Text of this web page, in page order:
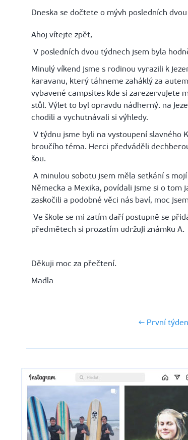
Dneska se dočtete o mývh posledních
Ahoj vítejte zpět,
V posledních dvou týdnech jsem byla
Minulý víkend jsme s rodinou vyrazili k
karavanu, který táhneme zaháklý za
vybavené campsites kde si zarezervujete
stůl. Výlet to byl opravdu nádherný. na
chodili a vychutnávali si výhledy.
V týdnu jsme byli na vystoupení slavného
broučího téma. Herci předváděli
šou.
A minulou sobotu jsem měla setkání s
Německa a Mexika, povídali jsme si o tom
zaskočili a podobné věci nás baví, moc
Ve škole se mi zatím daří postupně se
předmětech si prozatím udržuji známku A.
Děkuji moc za přečtení.
Madla
← První